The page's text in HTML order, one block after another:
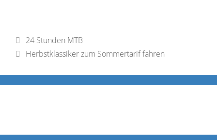
24 Stunden MTB
Herbstklassiker zum Sommertarif fahren